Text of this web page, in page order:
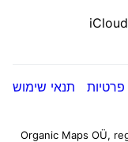
פרטיות
תנאי שימוש